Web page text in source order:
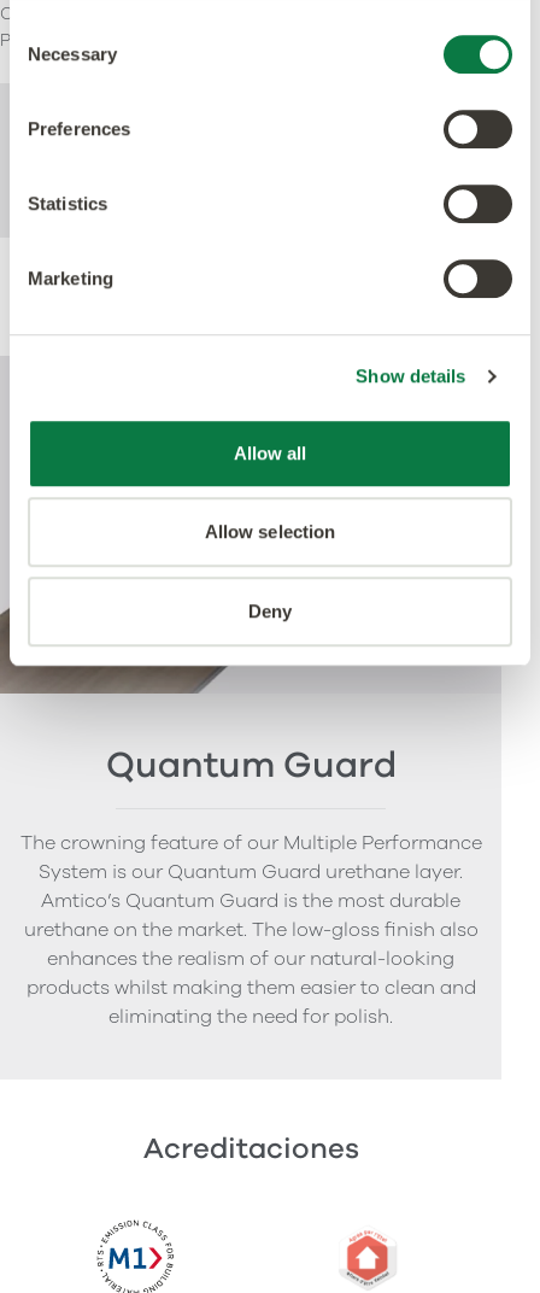
Consent
Selection
Necessary
Preferences
Statistics
Marketing
Show details
Allow all
Allow selection
Deny
Comercial ligero
Pesado Comercial
este producto, consulte el documento de
su descarga al pie de la página.
Quantum Guard
The crowning feature of our Multiple Performance
System is our Quantum Guard urethane layer.
Amtico’s Quantum Guard is the most durable
urethane on the market. The low-gloss finish also
enhances the realism of our natural-looking
products whilst making them easier to clean and
eliminating the need for polish.
Acreditaciones